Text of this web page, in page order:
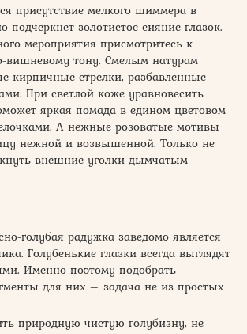
присутствие мелкого шиммера в
подчеркнет золотистое сияние глазок.
мероприятия присмотритесь к
вишневому тону. Смелым натурам
кирпичные стрелки, разбавленные
При светлой коже уравновесить
яркая помада в едином цветовом
А нежные розоватые мотивы
нежной и возвышенной. Только не
внешние уголки дымчатым
голубая радужка заведомо является
Голубенькие глазки всегда выглядят
Именно поэтому подобрать
для них – задача не из простых
природную чистую голубизну, не